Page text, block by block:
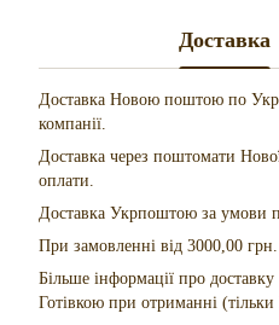
Доставка
Доставка Новою поштою по
компанії.
Доставка через поштомати
оплати.
Доставка Укрпоштою за умови
При замовленні від 3000,00
Більше інформації про доставку
Готівкою при отриманні